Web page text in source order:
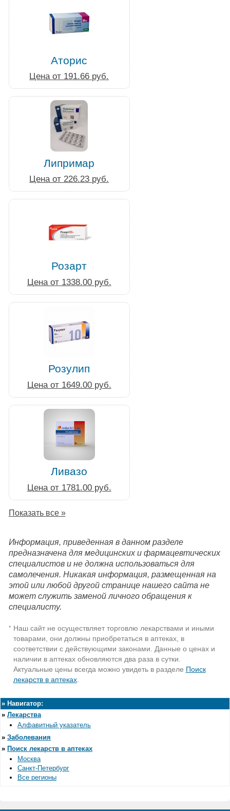
Аторис
Цена от 191.66 руб.
Липримар
Цена от 226.23 руб.
Розарт
Цена от 1338.00 руб.
Розулип
Цена от 1649.00 руб.
Ливазо
Цена от 1781.00 руб.
Показать все »
Информация, приведенная в данном разделе
предназначена для медицинских и фармацевтических
специалистов и не должна использоваться для
самолечения. Никакая информация, размещенная на
этой или любой другой странице нашего сайта не
может служить заменой личного обращения к
специалисту.
* Наш сайт не осуществляет торговлю лекарствами и иными
товарами, они должны приобретаться в аптеках, в
соответствии с действующими законами. Данные о ценах и
наличии в аптеках обновляются два раза в сутки.
Актуальные цены всегда можно увидеть в разделе Поиск
лекарств в аптеках.
» Навигатор:
» Лекарства
Алфавитный указатель
» Заболевания
» Поиск лекарств в аптеках
Москва
Санкт-Петербург
Все регионы